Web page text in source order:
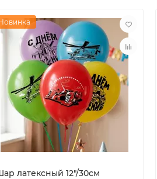
латексный 12"/30см